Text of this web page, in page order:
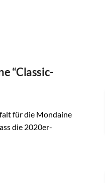
“Classic-
für die Mondaine
die 2020er-